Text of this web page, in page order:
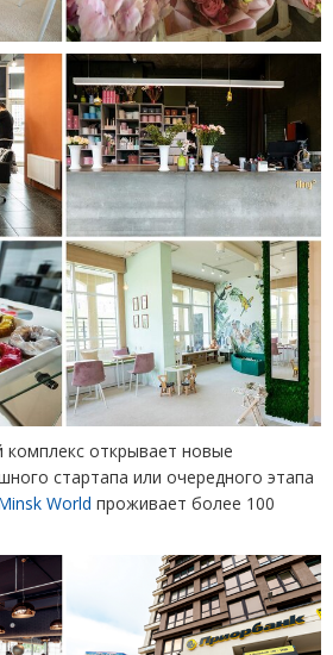
открывает новые
стартапа или очередного этапа
World проживает более 100